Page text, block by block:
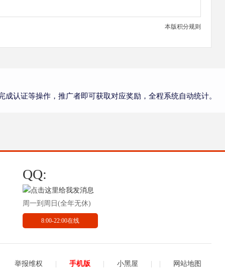
本版积分规则
认证等操作，推广者即可获取对应奖励，全程系统自动统计。
QQ:
周一到周日(全年无休)
8:00-22:00在线
举报维权 手机版 小黑屋 网站地图